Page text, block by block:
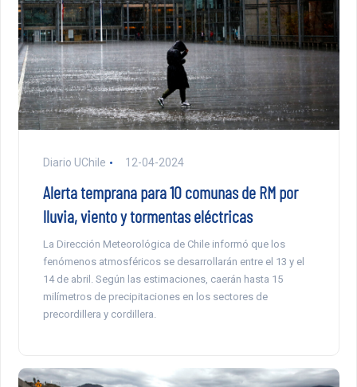
Diario UChile 12-04-2024
Alerta temprana para 10 comunas de RM por
lluvia, viento y tormentas eléctricas
La Dirección Meteorológica de Chile informó que los
fenómenos atmosféricos se desarrollarán entre el 13 y el
14 de abril. Según las estimaciones, caerán hasta 15
milímetros de precipitaciones en los sectores de
precordillera y cordillera.